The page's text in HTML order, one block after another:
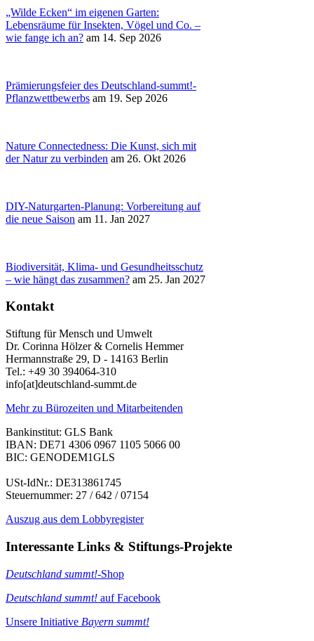
„Wilde Ecken“ im eigenen Garten:
Lebensräume für Insekten, Vögel und Co. –
wie fange ich an? am 14. Sep 2026
Prämierungsfeier des Deutschland-summt!-
Pflanzwettbewerbs am 19. Sep 2026
Nature Connectedness: Die Kunst, sich mit
der Natur zu verbinden am 26. Okt 2026
DIY-Naturgarten-Planung: Vorbereitung auf
die neue Saison am 11. Jan 2027
Biodiversität, Klima- und Gesundheitsschutz
– wie hängt das zusammen? am 25. Jan 2027
Kontakt
Stiftung für Mensch und Umwelt
Dr. Corinna Hölzer & Cornelis Hemmer
Hermannstraße 29, D - 14163 Berlin
Tel.: +49 30 394064-310
info[at]deutschland-summt.de
Mehr zu Bürozeiten und Mitarbeitenden
Bankinstitut: GLS Bank
IBAN: DE71 4306 0967 1105 5066 00
BIC: GENODEM1GLS
USt-IdNr.: DE313861745
Steuernummer: 27 / 642 / 07154
Auszug aus dem Lobbyregister
Interessante Links & Stiftungs-Projekte
Deutschland summt!-Shop
Deutschland summt! auf Facebook
Unsere Initiative Bayern summt!